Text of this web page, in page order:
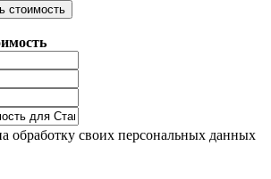
стоимость
обработку своих персональных данных